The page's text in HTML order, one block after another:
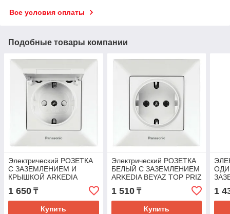
Все условия оплаты
Подобные товары компании
Электрический РОЗЕТКА
C ЗАЗЕМЛЕНИЕМ И
КРЫШКОЙ ARKEDIA
BEYAZ KAP TOP PRIZ
(розетка с/з,с крыш.)
(VIKO)
1 650 ₸
Купить
Электрический РОЗЕТКА
БЕЛЫЙ C ЗАЗЕМЛЕНИЕМ
ARKEDIA BEYAZ TOP PRIZ
(розетка с/з)
1 510₸
Купить
1